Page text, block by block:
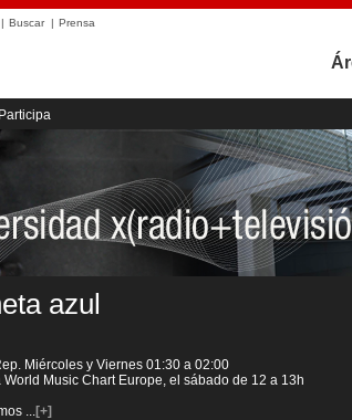
| Buscar| Prensa
Participa
azul
Miércoles y Viernes 01:30 a 02:00
Music Chart Europe, el sábado de 12 a 13h
...[+]